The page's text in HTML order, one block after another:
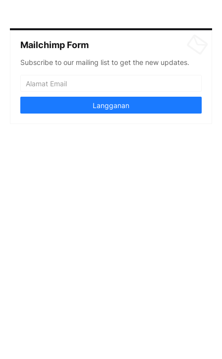
Mailchimp Form
Subscribe to our mailing list to get the new updates.